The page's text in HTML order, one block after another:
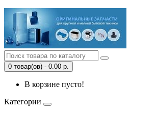
0 товар(ов) - 0.00 р.
В корзине пусто!
Категории